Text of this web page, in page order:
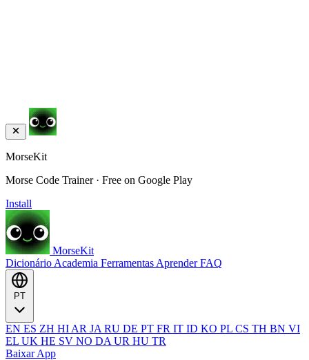
MorseKit
Morse Code Trainer · Free on Google Play
Install
MorseKit
Dicionário Academia Ferramentas AprenderFAQ
EN ES ZH HI AR JA RU DE PT FR IT ID KO PL CS TH BN VI
EL UK HE SV NO DA UR HU TR
Baixar App